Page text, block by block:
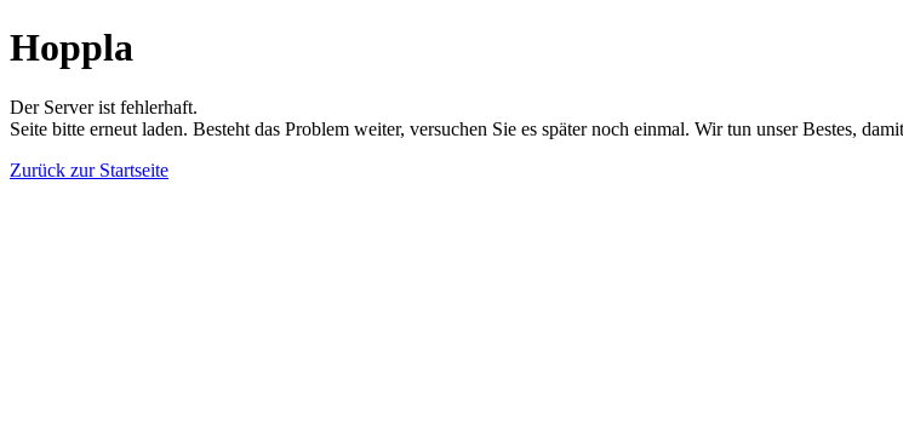
Hoppla
Der Server ist fehlerhaft.
Seite bitte erneut laden. Besteht das Problem weiter, versuchen Sie es später noch einmal. Wir tun unser Bestes,
Zurück zur Startseite